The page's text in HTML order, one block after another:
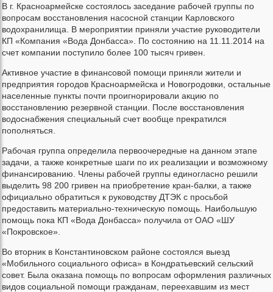
В г. Красноармейске состоялось заседание рабочей группы по
вопросам восстановления насосной станции Карловского
водохранилища. В мероприятии приняли участие руководители
КП «Компания «Вода Донбасса». По состоянию на 11.11.2014 на
счет компании поступило более 100 тысяч гривен.
Активное участие в финансовой помощи приняли жители и
предприятия городов Красноармейска и Новогродовки, остальные
населенные пункты почти проигнорировали акцию по
восстановлению резервной станции. После восстановления
водоснабжения специальный счет вообще прекратился
пополняться.
Рабочая группа определила первоочередные на данном этапе
задачи, а также конкретные шаги по их реализации и возможному
финансированию. Члены рабочей группы единогласно решили
выделить 98 200 гривен на приобретение кран-балки, а также
официально обратиться к руководству ДТЭК с просьбой
предоставить материально-техническую помощь. Наибольшую
помощь пока КП «Вода Донбасса» получила от ОАО «ШУ
«Покровское».
Во вторник в Константиновском районе состоялся выезд
«Мобильного социального офиса» в Кондратьевский сельский
совет. Была оказана помощь по вопросам оформления различных
видов социальной помощи гражданам, переехавшим из мест